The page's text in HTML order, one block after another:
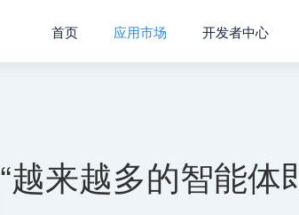
首页 应用市场 开发者中心
“越来越多的智能